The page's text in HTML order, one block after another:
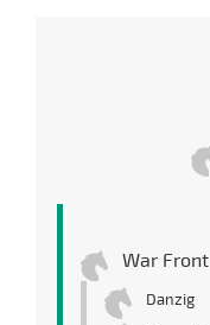
War Front
Danzig